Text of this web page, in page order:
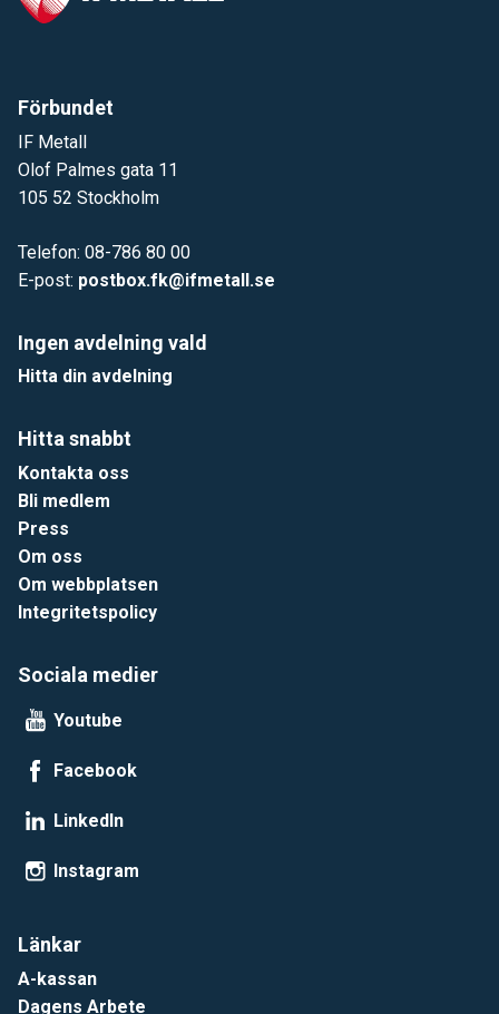
Förbundet
IF Metall
Olof Palmes gata 11
105 52 Stockholm
Telefon: 08-786 80 00
E-post: postbox.fk@ifmetall.se
Ingen avdelning vald
Hitta din avdelning
Hitta snabbt
Kontakta oss
Bli medlem
Press
Om oss
Om webbplatsen
Integritetspolicy
Sociala medier
Youtube
Facebook
LinkedIn
Instagram
Länkar
A-kassan
Dagens Arbete